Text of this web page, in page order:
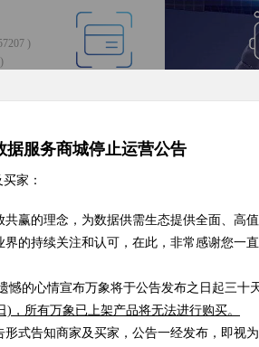
据服务商城停止运营公告
家：
赢的理念，为数据供需生态提供全面、高
的持续关注和认可，在此，非常感谢您一
的心情宣布万象将于公告发布之日起三十
)，所有万象已上架产品将无法进行购买。
式告知商家及买家，公告一经发布，即视
)
/次
)
优品推荐
海量数据，优选试用